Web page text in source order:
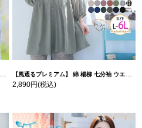
【風通るプレミアム】 綿 楊柳 七分袖 ウエストギャザー ブラウス | 大きいサイズの通販ならハッピーマリリン
2,890円(税込)